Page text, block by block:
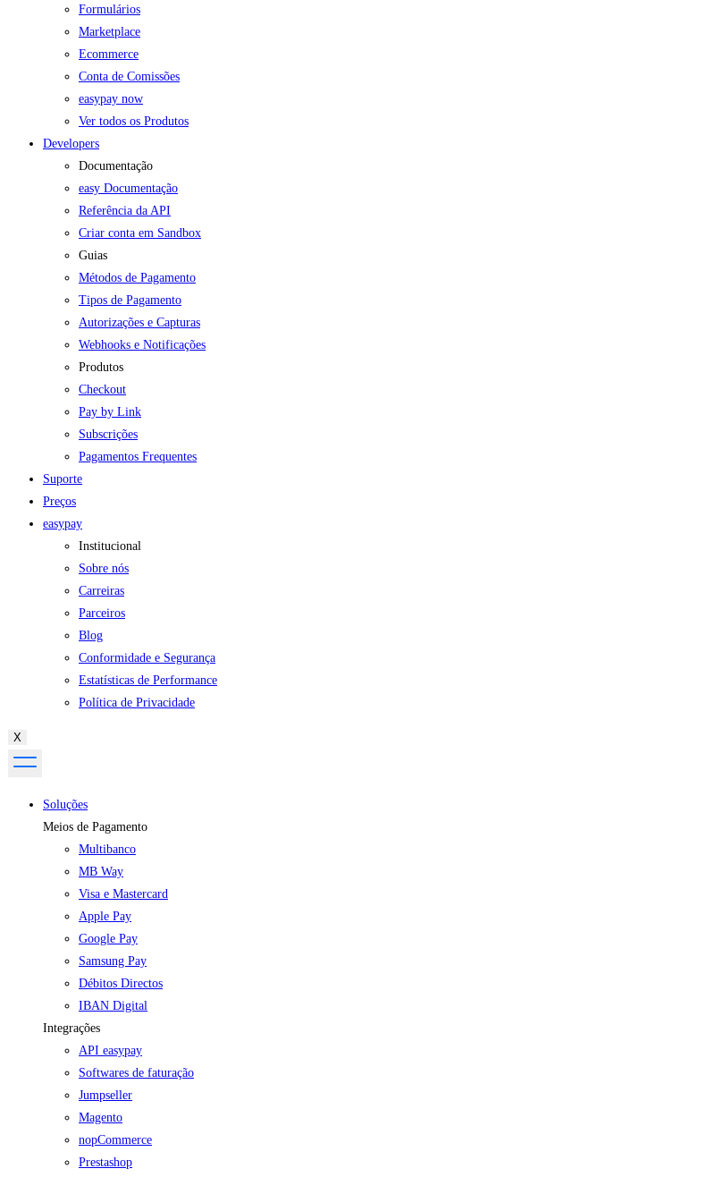
Formulários
Marketplace
Ecommerce
Conta de Comissões
easypay now
Ver todos os Produtos
Developers
Documentação
easy Documentação
Referência da API
Criar conta em Sandbox
Guias
Métodos de Pagamento
Tipos de Pagamento
Autorizações e Capturas
Webhooks e Notificações
Produtos
Checkout
Pay by Link
Subscrições
Pagamentos Frequentes
Suporte
Preços
easypay
Institucional
Sobre nós
Carreiras
Parceiros
Blog
Conformidade e Segurança
Estatísticas de Performance
Política de Privacidade
X
Soluções
Meios de Pagamento
Multibanco
MB Way
Visa e Mastercard
Apple Pay
Google Pay
Samsung Pay
Débitos Directos
IBAN Digital
Integrações
API easypay
Softwares de faturação
Jumpseller
Magento
nopCommerce
Prestashop